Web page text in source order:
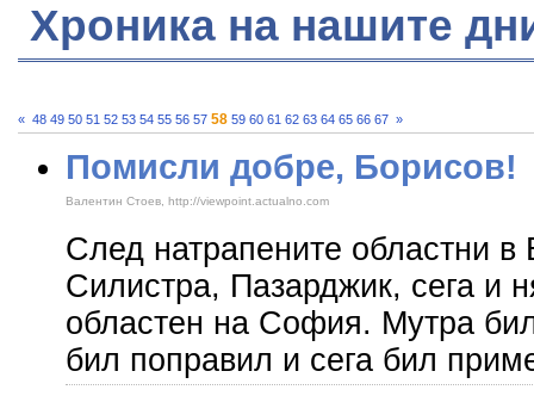
Хроника на нашите
« 48 49 50 51 52 53 54 55 56 57 58 59 60 61 62 63 64 65 66 67 »
Помисли добре, Борисов!
Валентин Стоев, http://viewpoint.actualno.com
След натрапените областни в
Силистра, Пазарджик, сега и
областен на София. Мутра
бил поправил и сега бил